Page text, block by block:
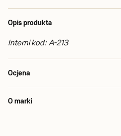
Opis produkta
Interni kod: A-213
Ocjena
O marki